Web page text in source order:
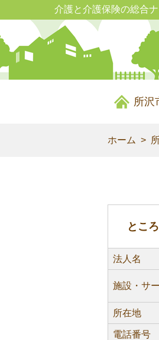
介護と介護保険の総合
所沢
ホーム
とこ
法人名
施設・サ
所在地
電話番号